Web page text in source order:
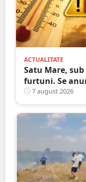
ACTUALITATE
Satu Mare,
furtuni. Se
ridicate.
7 august 2026